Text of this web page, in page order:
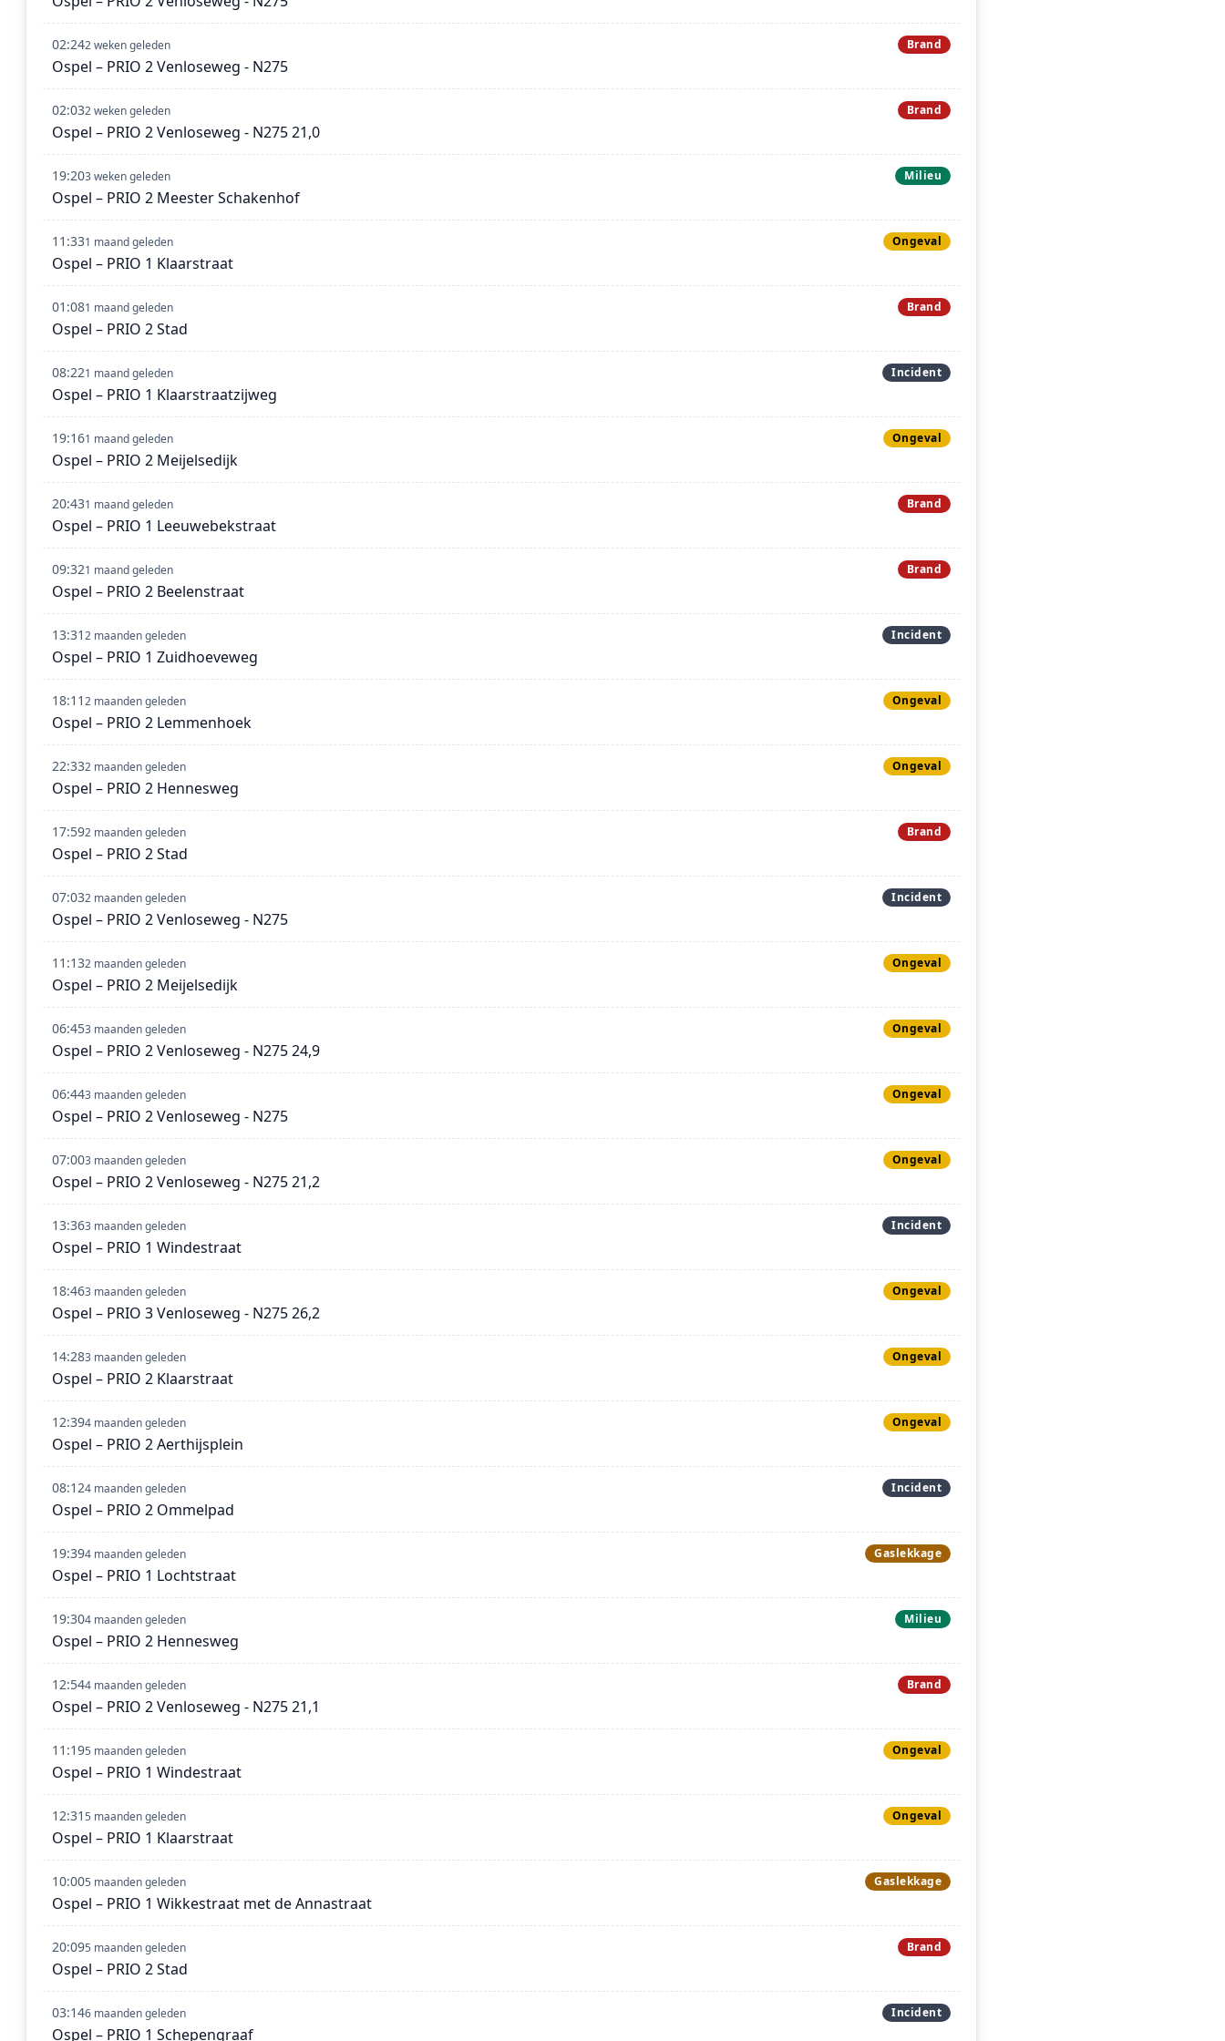
02:242 weken geleden Brand
Ospel – PRIO 2 Venloseweg - N275
02:032 weken geleden Brand
Ospel – PRIO 2 Venloseweg - N275 21,0
19:203 weken geleden Milieu
Ospel – PRIO 2 Meester Schakenhof
11:331 maand geleden Ongeval
Ospel – PRIO 1 Klaarstraat
01:081 maand geleden Brand
Ospel – PRIO 2 Stad
08:221 maand geleden Incident
Ospel – PRIO 1 Klaarstraatzijweg
19:161 maand geleden Ongeval
Ospel – PRIO 2 Meijelsedijk
20:431 maand geleden Brand
Ospel – PRIO 1 Leeuwebekstraat
09:321 maand geleden Brand
Ospel – PRIO 2 Beelenstraat
13:312 maanden geleden Incident
Ospel – PRIO 1 Zuidhoeveweg
18:112 maanden geleden Ongeval
Ospel – PRIO 2 Lemmenhoek
22:332 maanden geleden Ongeval
Ospel – PRIO 2 Hennesweg
17:592 maanden geleden Brand
Ospel – PRIO 2 Stad
07:032 maanden geleden Incident
Ospel – PRIO 2 Venloseweg - N275
11:132 maanden geleden Ongeval
Ospel – PRIO 2 Meijelsedijk
06:453 maanden geleden Ongeval
Ospel – PRIO 2 Venloseweg - N275 24,9
06:443 maanden geleden Ongeval
Ospel – PRIO 2 Venloseweg - N275
07:003 maanden geleden Ongeval
Ospel – PRIO 2 Venloseweg - N275 21,2
13:363 maanden geleden Incident
Ospel – PRIO 1 Windestraat
18:463 maanden geleden Ongeval
Ospel – PRIO 3 Venloseweg - N275 26,2
14:283 maanden geleden Ongeval
Ospel – PRIO 2 Klaarstraat
12:394 maanden geleden Ongeval
Ospel – PRIO 2 Aerthijsplein
08:124 maanden geleden Incident
Ospel – PRIO 2 Ommelpad
19:394 maanden geleden Gaslekkage
Ospel – PRIO 1 Lochtstraat
19:304 maanden geleden Milieu
Ospel – PRIO 2 Hennesweg
12:544 maanden geleden Brand
Ospel – PRIO 2 Venloseweg - N275 21,1
11:195 maanden geleden Ongeval
Ospel – PRIO 1 Windestraat
12:315 maanden geleden Ongeval
Ospel – PRIO 1 Klaarstraat
10:005 maanden geleden Gaslekkage
Ospel – PRIO 1 Wikkestraat met de Annastraat
20:095 maanden geleden Brand
Ospel – PRIO 2 Stad
03:146 maanden geleden Incident
Ospel – PRIO 1 Schepengraaf